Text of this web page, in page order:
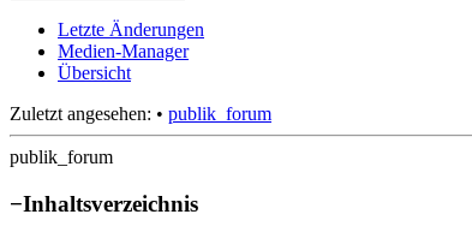
Letzte Änderungen
Medien-Manager
Übersicht
Zuletzt angesehen: • publik_forum
publik_forum
−Inhaltsverzeichnis